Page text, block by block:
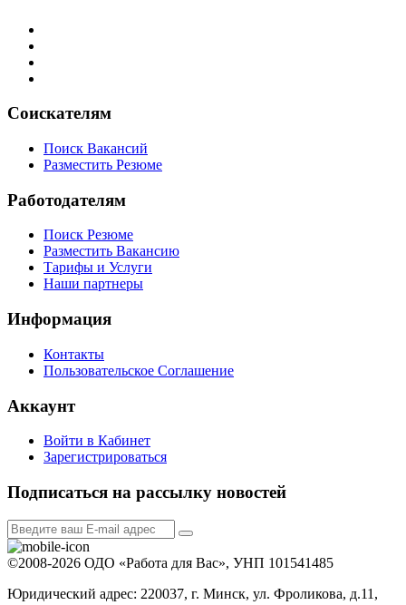
Соискателям
Поиск Вакансий
Разместить Резюме
Работодателям
Поиск Резюме
Разместить Вакансию
Тарифы и Услуги
Наши партнеры
Информация
Контакты
Пользовательское Соглашение
Аккаунт
Войти в Кабинет
Зарегистрироваться
Подписаться на рассылку новостей
©2008-2026 ОДО «Работа для Вас», УНП 101541485
Юридический адрес: 220037, г. Минск, ул. Фроликова, д.11,